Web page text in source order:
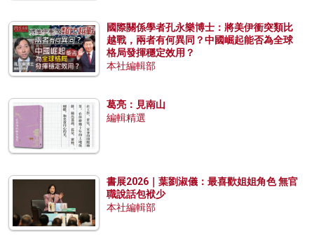
國際關係學者孔永樂博士：將美伊衝突類比
越戰，兩者有何異同？中國崛起能否為全球
格局發揮穩定效用？
本社編輯部
葛亮：見南山
編輯精選
書展2026｜葉劉淑儀：最喜歡姐姐角色 無官
職說話包袱少
本社編輯部